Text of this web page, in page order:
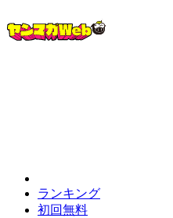
ランキング
初回無料